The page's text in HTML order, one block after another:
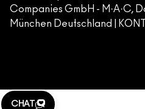
IMPRESSUM
WEBSITE-COOKIES VERWALTEN
Companies GmbH - M·A·C,
München Deutschland |
CHAT